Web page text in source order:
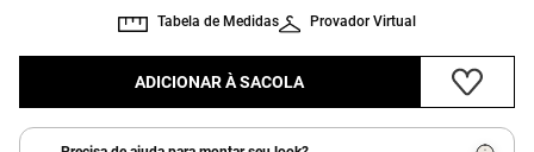
Provador Virtual
Tabela de Medidas
ADICIONAR À SACOLA